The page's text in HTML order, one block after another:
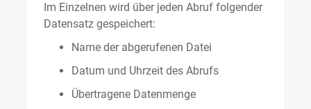
Im Einzelnen wird über jeden Abruf folgender
Datensatz gespeichert:
Name der abgerufenen Datei
Datum und Uhrzeit des Abrufs
Übertragene Datenmenge